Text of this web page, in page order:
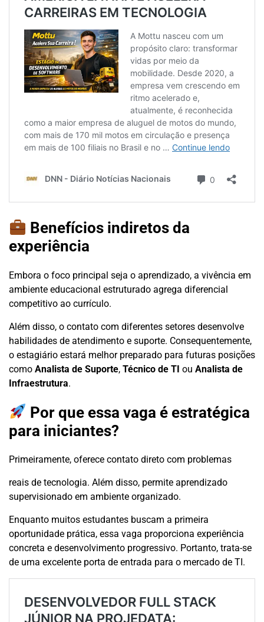
Benefícios indiretos da
experiência
Embora o foco principal seja o aprendizado, a vivência em
ambiente educacional estruturado agrega diferencial
competitivo ao currículo.
Além disso, o contato com diferentes setores desenvolve
habilidades de atendimento e suporte. Consequentemente,
o estagiário estará melhor preparado para futuras posições
como Analista de Suporte, Técnico de TI ou Analista de
Infraestrutura.
Por que essa vaga é estratégica
para iniciantes?
Primeiramente, oferece contato direto com problemas
reais de tecnologia. Além disso, permite aprendizado
supervisionado em ambiente organizado.
Enquanto muitos estudantes buscam a primeira
oportunidade prática, essa vaga proporciona experiência
concreta e desenvolvimento progressivo. Portanto, trata-se
de uma excelente porta de entrada para o mercado de TI.